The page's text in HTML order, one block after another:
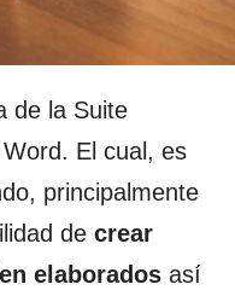
de la Suite
El cual, es
principalmente
de crear
elaborados así